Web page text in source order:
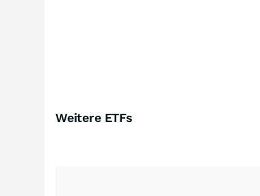
Weitere ETFs